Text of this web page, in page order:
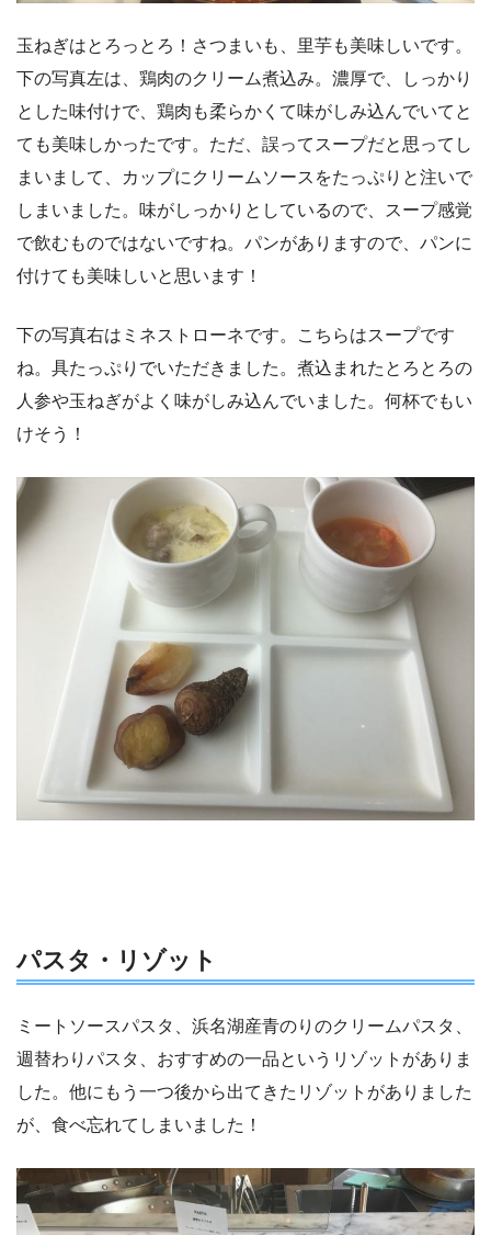
玉ねぎはとろっとろ！さつまいも、里芋も美味しいです。
下の写真左は、鶏肉のクリーム煮込み。濃厚で、しっかり
とした味付けで、鶏肉も柔らかくて味がしみ込んでいてと
ても美味しかったです。ただ、誤ってスープだと思ってし
まいまして、カップにクリームソースをたっぷりと注いで
しまいました。味がしっかりとしているので、スープ感覚
で飲むものではないですね。パンがありますので、パンに
付けても美味しいと思います！
下の写真右はミネストローネです。こちらはスープです
ね。具たっぷりでいただきました。煮込まれたとろとろの
人参や玉ねぎがよく味がしみ込んでいました。何杯でもい
けそう！
パスタ・リゾット
ミートソースパスタ、浜名湖産青のりのクリームパスタ、
週替わりパスタ、おすすめの一品というリゾットがありま
した。他にもう一つ後から出てきたリゾットがありました
が、食べ忘れてしまいました！